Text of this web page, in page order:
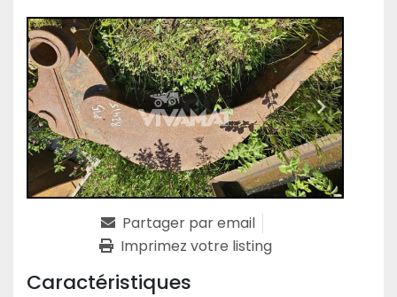
Partager par email
Imprimez votre listing
Caractéristiques